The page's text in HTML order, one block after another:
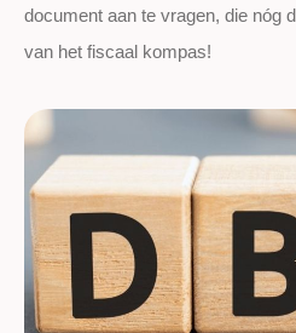
document aan te vragen, die nóg
van het fiscaal kompas!